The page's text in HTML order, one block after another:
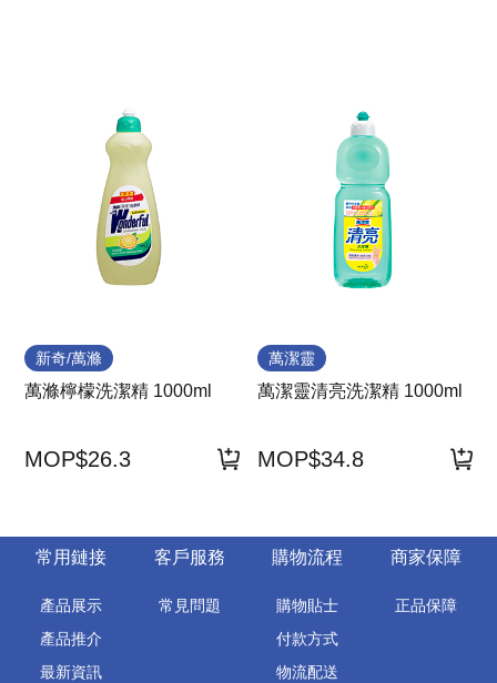
新奇/萬滌
萬滌檸檬洗潔精 1000ml
MOP$26.3
萬潔靈
萬潔靈清亮洗潔精 1000ml
MOP$34.8
常用鏈接
產品展示
產品推介
最新資訊
客戶服務
常見問題
購物流程
購物貼士
付款方式
物流配送
商家保障
正品保障